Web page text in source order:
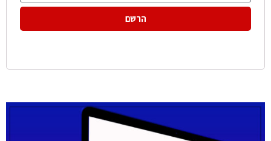
הרשם